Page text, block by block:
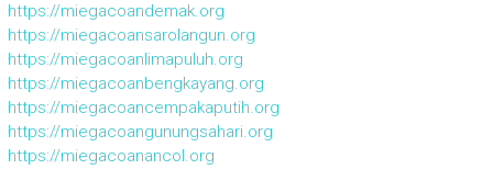
https://miegacoandemak.org
https://miegacoansarolangun.org
https://miegacoanlimapuluh.org
https://miegacoanbengkayang.org
https://miegacoancempakaputih.org
https://miegacoangunungsahari.org
https://miegacoanancol.org